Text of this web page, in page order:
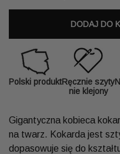
DODAJ DO
Polski produktRęcznie szyty
nie klejony
Gigantyczna kobieca
na twarz. Kokarda jest
dopasowuje się do